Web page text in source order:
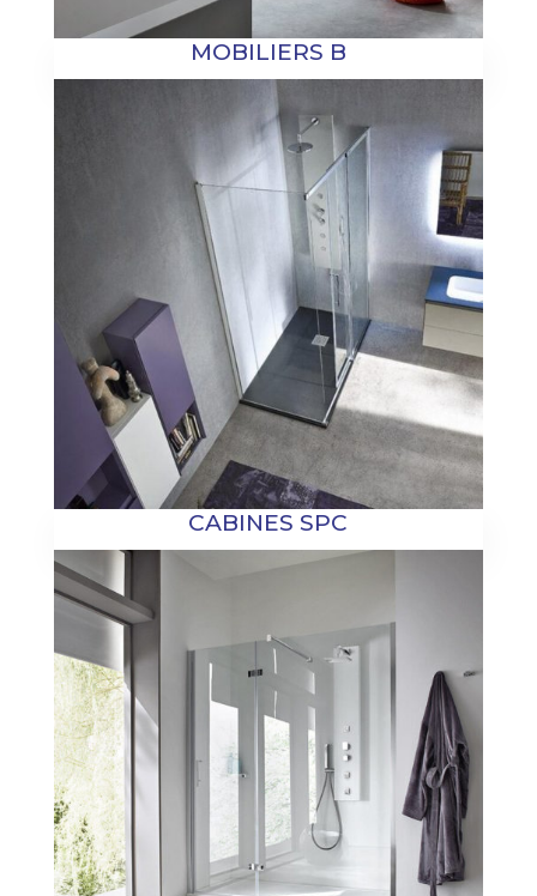
MOBILIERS B
CABINES SPC